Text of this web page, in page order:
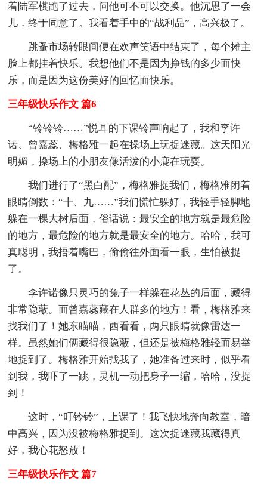
着陆军棋跑了过去，问他可不可以交换。他沉思了一会
儿，终于同意了。我看着手中的“战利品”，高兴极了。
跳蚤市场转眼间便在欢声笑语中结束了，每个摊主
脸上都挂着快乐。我想他们不是因为挣钱的多少而快
乐，而是因为这份美好的回忆而快乐。
三年级快乐作文 篇6
“铃铃铃……”悦耳的下课铃声响起了，我和李许
诺、曾嘉蕊、梅格雅一起在操场上玩捉迷藏。这天阳光
明媚，操场上的小朋友像活泼的小鹿在玩耍。
我们进行了“黑白配”，梅格雅捉我们，梅格雅闭着
眼睛倒数：“十、九……”我们慌忙躲好，我轻手轻脚地
躲在一棵大树后面，俗话说：最安全的地方就是最危险
的地方，最危险的地方就是最安全的地方。哈哈，我可
真聪明，我捂着嘴巴，偷偷往外面看一眼，生怕被捉
了。
李许诺像只灵巧的兔子一样躲在花丛的后面，藏得
非常隐蔽。而曾嘉蕊藏在人群多的地方！看，梅格雅来
找我们了！她东瞄瞄，西看看，两只眼睛就像雷达一
样。虽然她们俩藏得很隐蔽，但还是被梅格雅轻而易举
地捉到了。梅格雅开始找我了，她准备过来时，似乎看
到我，我吓了一跳，灵机一动把身子一缩，哈哈，没捉
到！
这时，“叮铃铃”，上课了！我飞快地奔向教室，暗
中高兴，因为没被梅格雅捉到。这次捉迷藏我藏得真
好，我心花怒放！
三年级快乐作文 篇7